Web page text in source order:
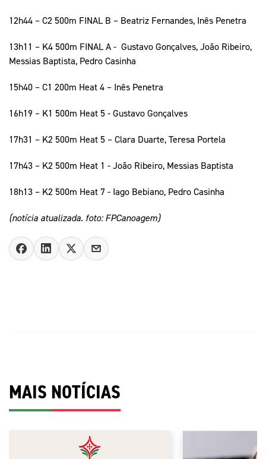
12h44 – C2 500m FINAL B – Beatriz Fernandes, Inês Penetra
13h11 – K4 500m FINAL A - Gustavo Gonçalves, João Ribeiro,
Messias Baptista, Pedro Casinha
15h40 – C1 200m Heat 4 – Inês Penetra
16h19 – K1 500m Heat 5 - Gustavo Gonçalves
17h31 – K2 500m Heat 5 – Clara Duarte, Teresa Portela
17h43 – K2 500m Heat 1 - João Ribeiro, Messias Baptista
18h13 – K2 500m Heat 7 - Iago Bebiano, Pedro Casinha
(notícia atualizada. foto: FPCanoagem)
MAIS NOTÍCIAS